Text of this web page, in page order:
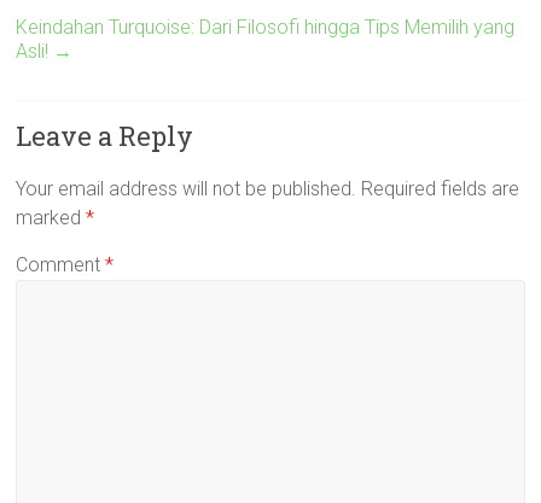
Keindahan Turquoise: Dari Filosofi hingga Tips Memilih yang
Asli! →
Leave a Reply
Your email address will not be published. Required fields are
marked*
Comment*